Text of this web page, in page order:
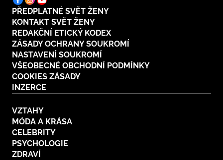
Seberozvoj
Všechny kategorie
Životní styl
ZÁBAVA
Všechny kategorie
Testy a kvízy
BYDLENÍ
Všechny kategorie
Tvoření
PŘEDPLATNÉ SVĚT ŽENY
KONTAKT SVĚT ŽENY
REDAKČNÍ ETICKÝ KODEX
ZÁSADY OCHRANY SOUKROMÍ
NASTAVENÍ SOUKROMÍ
VŠEOBECNÉ OBCHODNÍ PODMÍNKY
COOKIES ZÁSADY
INZERCE
VZTAHY
MÓDA A KRÁSA
CELEBRITY
PSYCHOLOGIE
ZDRAVÍ